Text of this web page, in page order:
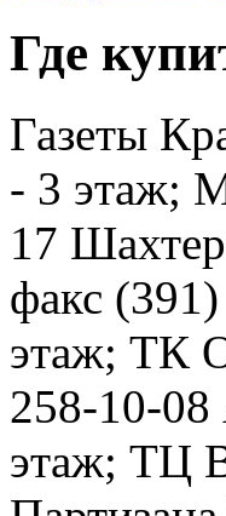
Где
Газеты
- 3 этаж;
17
факс
этаж; ТК
258-10-08
этаж; ТЦ